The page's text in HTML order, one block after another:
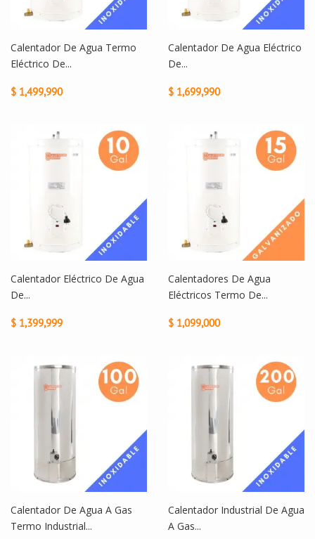
Calentador De Agua Termo
Eléctrico De...
$ 1,499,990
Calentador De Agua Eléctrico
De...
$ 1,699,990
Calentador Eléctrico De Agua
De...
$ 1,399,999
Calentadores De Agua
Eléctricos Termo De...
$ 1,099,000
Calentador De Agua A Gas
Termo Industrial...
Calentador Industrial De Agua
A Gas...